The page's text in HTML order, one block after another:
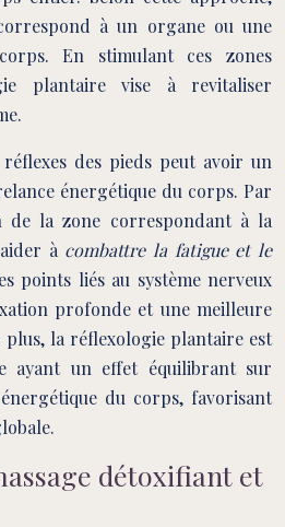
à un organe ou une
En stimulant ces zones
plantaire vise à revitaliser
des pieds peut avoir un
énergétique du corps. Par
de la zone correspondant à la
à combattre la fatigue et le
points liés au système nerveux
profonde et une meilleure
plus, la réflexologie plantaire est
ayant un effet équilibrant sur
énergétique du corps, favorisant
détoxifiant et